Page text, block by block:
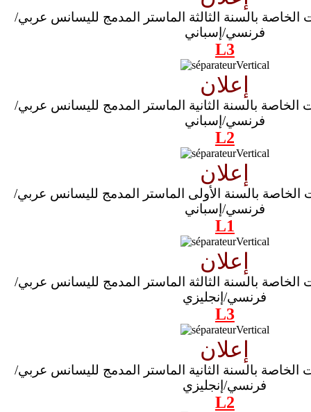
الخاصة بالسنة الثالثة الماستر المدمج لليسانس عربي/
فرنسي/إسباني
L3
إعلان
الخاصة بالسنة الثانية الماستر المدمج لليسانس عربي/
فرنسي/إسباني
L2
إعلان
الخاصة بالسنة الأولى الماستر المدمج لليسانس عربي/
فرنسي/إسباني
L1
إعلان
الخاصة بالسنة الثالثة الماستر المدمج لليسانس عربي/
فرنسي/إنجليزي
L3
إعلان
الخاصة بالسنة الثانية الماستر المدمج لليسانس عربي/
فرنسي/إنجليزي
L2